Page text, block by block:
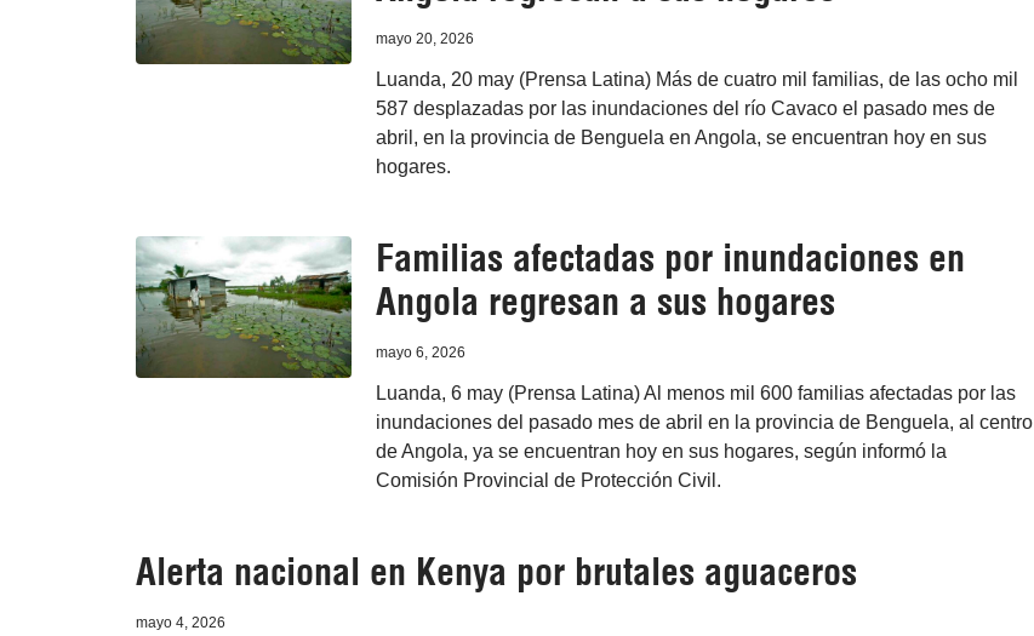
mayo 20, 2026
Luanda, 20 may (Prensa Latina) Más de cuatro mil familias, de las ocho mil
587 desplazadas por las inundaciones del río Cavaco el pasado mes de
abril, en la provincia de Benguela en Angola, se encuentran hoy en sus
hogares.
Familias afectadas por inundaciones en
Angola regresan a sus hogares
mayo 6, 2026
Luanda, 6 may (Prensa Latina) Al menos mil 600 familias afectadas por las
inundaciones del pasado mes de abril en la provincia de Benguela, al centro
de Angola, ya se encuentran hoy en sus hogares, según informó la
Comisión Provincial de Protección Civil.
Alerta nacional en Kenya por brutales aguaceros
mayo 4, 2026